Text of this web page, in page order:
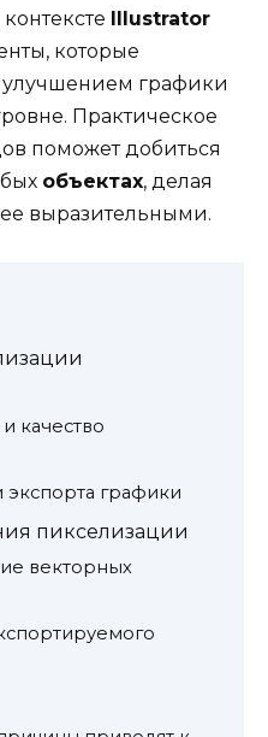
Illustrator
которые
улучшением графики
Практическое
поможет добиться
объектах, делая
выразительными.
качество
графики
пикселизации
векторных